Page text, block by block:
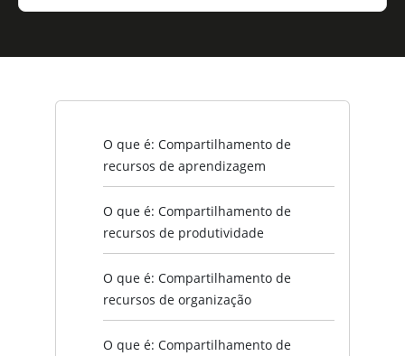
O que é: Compartilhamento de
recursos de aprendizagem
O que é: Compartilhamento de
recursos de produtividade
O que é: Compartilhamento de
recursos de organização
O que é: Compartilhamento de